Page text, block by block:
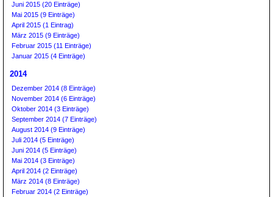
Juni 2015 (20 Einträge)
Mai 2015 (9 Einträge)
April 2015 (1 Eintrag)
März 2015 (9 Einträge)
Februar 2015 (11 Einträge)
Januar 2015 (4 Einträge)
2014
Dezember 2014 (8 Einträge)
November 2014 (6 Einträge)
Oktober 2014 (3 Einträge)
September 2014 (7 Einträge)
August 2014 (9 Einträge)
Juli 2014 (5 Einträge)
Juni 2014 (5 Einträge)
Mai 2014 (3 Einträge)
April 2014 (2 Einträge)
März 2014 (8 Einträge)
Februar 2014 (2 Einträge)